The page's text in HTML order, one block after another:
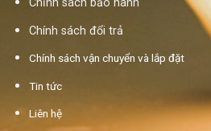
Chỉnh sách bảo hành
Chính sách đổi trả
Chính sách vận chuyển và lắp đặt
Tin tức
Liên hệ